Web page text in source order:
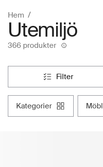
Hem
Utemiljö
366 produkter
filter
kategorier